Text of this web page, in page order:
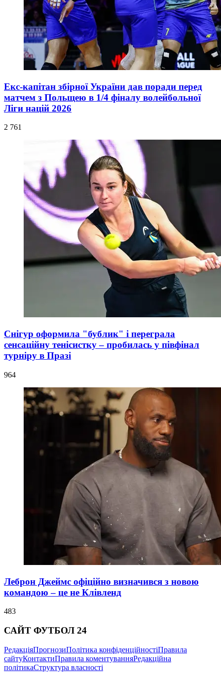
Екс-капітан збірної України дав поради перед
матчем з Польщею в 1/4 фіналу волейбольної
Ліги націй 2026
2 761
Снігур оформила "бублик" і переграла
сенсаційну тенісистку – пробилась у півфінал
турніру в Празі
964
Леброн Джеймс офіційно визначився з новою
командою – це не Клівленд
483
САЙТ ФУТБОЛ 24
РедакціяПрогнозиПолітика конфіденційностіПравила
сайтуКонтактиПравила коментуванняРедакційна
політикаСтруктура власності